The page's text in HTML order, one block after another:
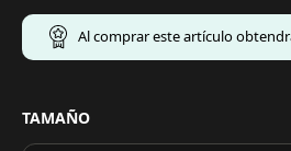
Al comprar este artículo
TAMAÑO